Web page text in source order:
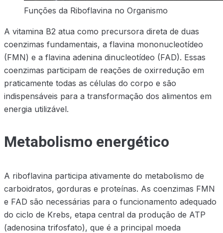
Funções da Riboflavina no Organismo
A vitamina B2 atua como precursora direta de duas
coenzimas fundamentais, a flavina mononucleotídeo
(FMN) e a flavina adenina dinucleotídeo (FAD). Essas
coenzimas participam de reações de oxirredução em
praticamente todas as células do corpo e são
indispensáveis para a transformação dos alimentos em
energia utilizável.
Metabolismo energético
A riboflavina participa ativamente do metabolismo de
carboidratos, gorduras e proteínas. As coenzimas FMN
e FAD são necessárias para o funcionamento adequado
do ciclo de Krebs, etapa central da produção de ATP
(adenosina trifosfato), que é a principal moeda